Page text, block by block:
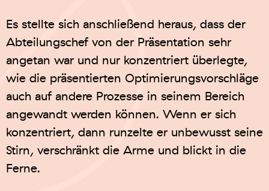
Es stellte sich anschließend heraus, dass der
Abteilungschef von der Präsentation sehr
angetan war und nur konzentriert überlegte,
wie die präsentierten Optimierungsvorschläge
auch auf andere Prozesse in seinem Bereich
angewandt werden können. Wenn er sich
konzentriert, dann runzelte er unbewusst seine
Stirn, verschränkt die Arme und blickt in die
Ferne.